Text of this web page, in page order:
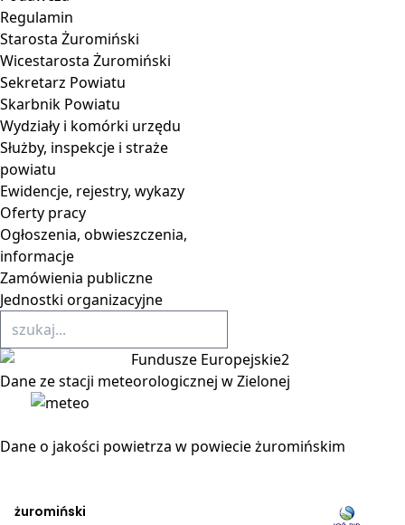
Regulamin
Starosta Żuromiński
Wicestarosta Żuromiński
Sekretarz Powiatu
Skarbnik Powiatu
Wydziały i komórki urzędu
Służby, inspekcje i straże
powiatu
Ewidencje, rejestry, wykazy
Oferty pracy
Ogłoszenia, obwieszczenia,
informacje
Zamówienia publiczne
Jednostki organizacyjne
Dane ze stacji meteorologicznej w Zielonej
Dane o jakości powietrza w powiecie żuromińskim